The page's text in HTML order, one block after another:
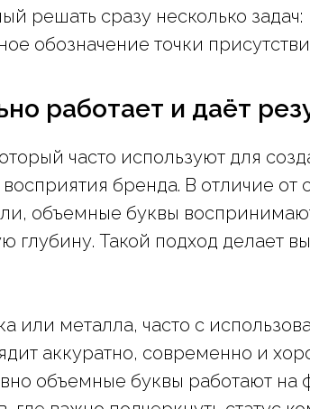
решать сразу несколько задач:
обозначение точки
работает и даёт
часто используют для
бренда. В отличие от
объемные буквы
Такой подход делает
или металла, часто с
аккуратно, современно и
объемные буквы работают на